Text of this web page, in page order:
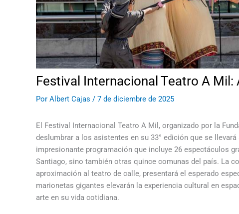
Festival Internacional Teatro A Mil:
Por Albert Cajas / 7 de diciembre de 2025
El Festival Internacional Teatro A Mil, organizado por la
deslumbrar a los asistentes en su 33° edición que se
impresionante programación que incluye 26 espectáculos
Santiago, sino también otras quince comunas del país. La
aproximación al teatro de calle, presentará el esperado
marionetas gigantes elevarán la experiencia cultural en
arte en su vida cotidiana.